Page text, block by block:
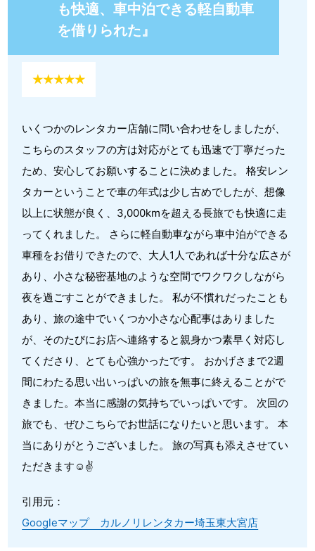
も快適、車中泊できる軽自動車
を借りられた』
★★★★★
いくつかのレンタカー店舗に問い合わせをしましたが、
こちらのスタッフの方は対応がとても迅速で丁寧だった
ため、安心してお願いすることに決めました。 格安レン
タカーということで車の年式は少し古めでしたが、想像
以上に状態が良く、3,000kmを超える長旅でも快適に走
ってくれました。 さらに軽自動車ながら車中泊ができる
車種をお借りできたので、大人1人であれば十分な広さが
あり、小さな秘密基地のような空間でワクワクしながら
夜を過ごすことができました。 私が不慣れだったことも
あり、旅の途中でいくつか小さな心配事はありました
が、そのたびにお店へ連絡すると親身かつ素早く対応し
てくださり、とても心強かったです。 おかげさまで2週
間にわたる思い出いっぱいの旅を無事に終えることがで
きました。本当に感謝の気持ちでいっぱいです。 次回の
旅でも、ぜひこちらでお世話になりたいと思います。 本
当にありがとうございました。 旅の写真も添えさせてい
ただきます☺️✌️
引用元：
Googleマップ カルノリレンタカー埼玉東大宮店